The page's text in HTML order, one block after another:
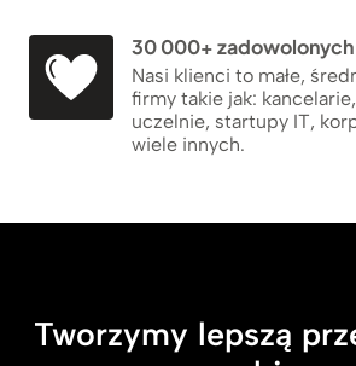
30 000+
Nasi klienci to małe,
firmy takie jak:
uczelnie, startupy IT,
wiele innych.
Tworzymy lepszą